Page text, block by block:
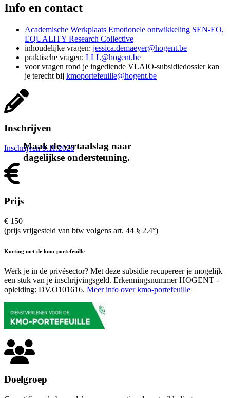
Verdiepende vorming emotionele
ontwikkeling.
Maak de vertaalslag naar
dagelijkse ondersteuning.
Info en contact
Academische Werkplaats Emotionele ontwikkeling SEN-EO,
EQUALITY Research Collective
inhoudelijke vragen: jessica.demaeyer@hogent.be
praktische vragen: LLL@hogent.be
voor vragen rond je ingediende VLAIO-subsidiedossier kan
je terecht bij kmoportefeuille@hogent.be
Inschrijven
Inschrijven 9.11.2026
Prijs
€ 150
(prijs vrijgesteld van btw volgens art. 44 § 2.4°)
Korting met de kmo-portefeuille
Werk je in de privésector? Met deze subsidie recupereer je mogelijk
een stuk van je inschrijvings­geld. Erkenningsnummer HOGENT -
opleiding: DV.O101616. Meer info over kmo-portefeuille
Doelgroep